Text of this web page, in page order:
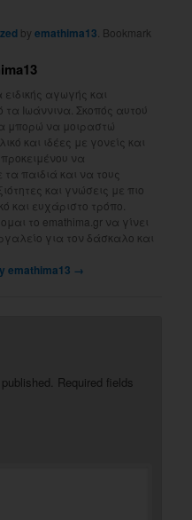
byemathima13 . Bookmark
αγωγής και
Ιωάννινα. Σκοπός αυτού
μπορώ να μοιραστώ
και ιδέες με γονείς και
να
παιδιά και να τους
και γνώσεις με πιο
και ευχάριστο τρόπο.
το emathima.gr να γίνει
για τον δάσκαλο και
emathima13 →
Required fields